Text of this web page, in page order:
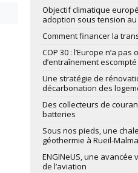
Objectif climatique
adoption sous tension au
Comment financer la
COP 30 : l’Europe n’a pas
d’entraînement escompté
Une stratégie de
décarbonation des
Des collecteurs de
batteries
Sous nos pieds, une
géothermie à Rueil-
ENGINeUS, une
de l’aviation